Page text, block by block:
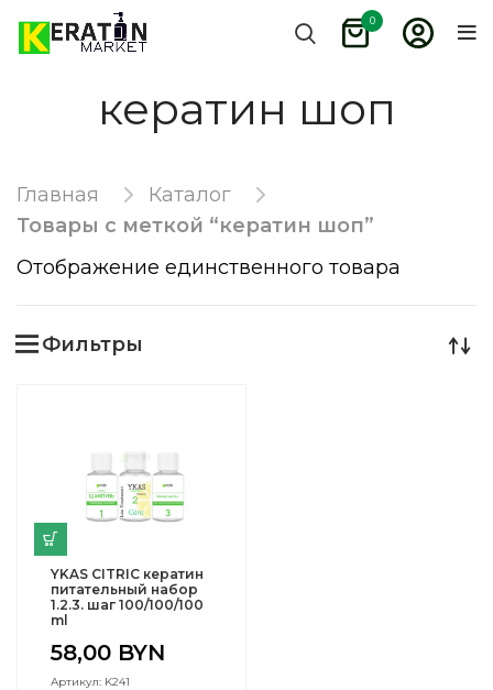
0
кератин шоп
Главная
Каталог
Товары с меткой “кератин шоп”
Отображение единственного товара
Фильтры
YKAS CITRIC кератин
питательный набор
1.2.3. шаг 100/100/100
ml
58,00 BYN
Артикул: K241